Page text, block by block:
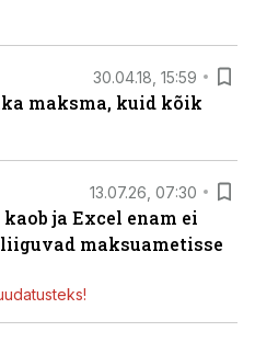
30.04.18, 15:59
maksma, kuid kõik
13.07.26, 07:30
ja Excel enam ei
maksuametisse